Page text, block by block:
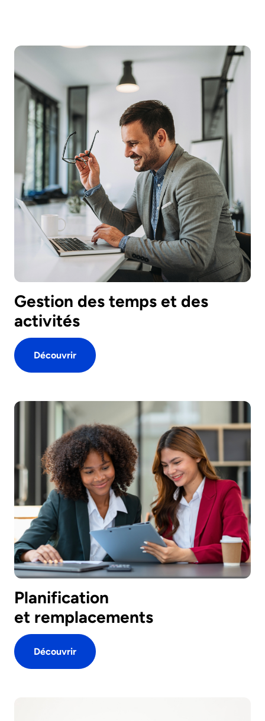
Gestion des temps et des
activités
Découvrir
Planification
et remplacements
Découvrir